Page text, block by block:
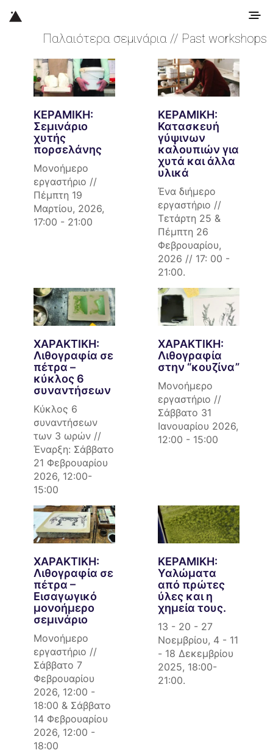
Παλαιότερα σεμινάρια // Past workshops
ΚΕΡΑΜΙΚΗ:
Σεμινάριο
χυτής
πορσελάνης
Μονοήμερο
εργαστήριο //
Πέμπτη 19
Μαρτίου, 2026,
17:00 - 21:00
ΚΕΡΑΜΙΚΗ:
Κατασκευή
γύψινων
καλουπιών για
χυτά και άλλα
υλικά
Ένα διήμερο
εργαστήριο //
Τετάρτη 25 &
Πέμπτη 26
Φεβρουαρίου,
2026 // 17: 00 -
21:00.
ΧΑΡΑΚΤΙΚΗ:
Λιθογραφία σε
πέτρα –
κύκλος 6
συναντήσεων
Κύκλος 6
συναντήσεων
των 3 ωρών //
Έναρξη: Σάββατο
21 Φεβρουαρίου
2026, 12:00-
15:00
ΧΑΡΑΚΤΙΚΗ:
Λιθογραφία
στην “κουζίνα”
Μονοήμερο
εργαστήριο //
Σάββατο 31
Ιανουαρίου 2026,
12:00 - 15:00
ΧΑΡΑΚΤΙΚΗ:
Λιθογραφία σε
πέτρα –
Εισαγωγικό
μονοήμερο
σεμινάριο
Μονοήμερο
εργαστήριο //
Σάββατο 7
Φεβρουαρίου
2026, 12:00 -
18:00 & Σάββατο
14 Φεβρουαρίου
2026, 12:00 -
18:00
ΚΕΡΑΜΙΚΗ:
Υαλώματα
από πρώτες
ύλες και η
χημεία τους.
13 - 20 - 27
Νοεμβρίου, 4 - 11
- 18 Δεκεμβρίου
2025, 18:00-
21:00.